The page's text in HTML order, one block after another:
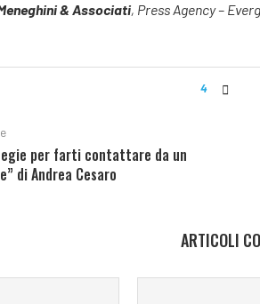
& Associati, Press Agency –
4
per farti contattare da un
di Andrea Cesaro
ARTICOLI